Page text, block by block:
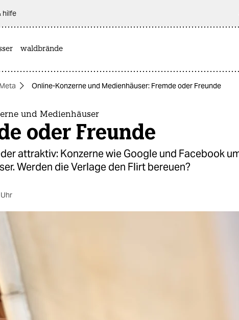
hilfe
waldbrände
Meta Online-Konzerne und Medienhäuser: Fremde oder Freunde
und Medienhäuser
oder Freunde
attraktiv: Konzerne wie Google und Facebook
Werden die Verlage den Flirt bereuen?